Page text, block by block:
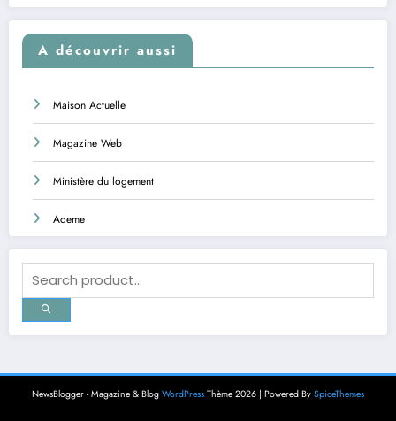
A découvrir aussi
Maison Actuelle
Magazine Web
Ministère du logement
Ademe
NewsBlogger - Magazine & Blog WordPress Thème 2026 | Powered By SpiceThemes